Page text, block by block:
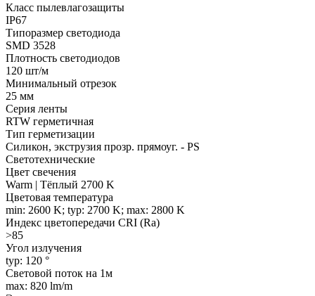
Класс пылевлагозащиты
IP67
Типоразмер светодиода
SMD 3528
Плотность светодиодов
120 шт/м
Минимальный отрезок
25 мм
Серия ленты
RTW герметичная
Тип герметизации
Силикон, экструзия прозр. прямоуг. - PS
Светотехнические
Цвет свечения
Warm | Тёплый 2700 K
Цветовая температура
min: 2600 K; typ: 2700 K; max: 2800 K
Индекс цветопередачи CRI (Ra)
>85
Угол излучения
typ: 120 °
Световой поток на 1м
max: 820 lm/m